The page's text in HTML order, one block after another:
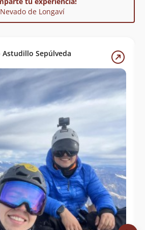
Vasquez
Marcelo Quezada, Don
Waldo, Prof Marcelo, Y Otros
González, Paula Salgado
Mellado, Ruperto Cortes Pedro
Montero Jaramillo, Magdalena
Felipe Montero Brunner,
Parada, Quelo Parada, Armando
Urrutia, Manuel Méndez,
Meza, Omar Méndez, Francis
Raúl Bustos, Maximiliano Ruiz,
Parada, Julio Freire, Militares
Regimiento Los Ángeles
Nevado de Longaví
Sepúlveda